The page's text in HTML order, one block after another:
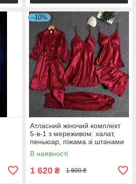
–10%
Атласний жіночий комплект
5-в-1 з мереживом: халат,
пеньюар, піжама зі штанами
та поясом
В наявності
1 620 ₴ 1 800 ₴